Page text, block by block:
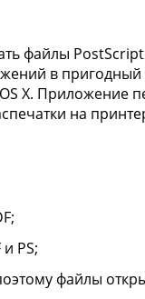
файлы
в
X. Приложение
на
PS;
файлы